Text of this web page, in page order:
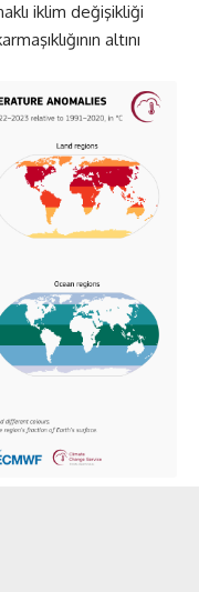
iklim değişikliği
altını